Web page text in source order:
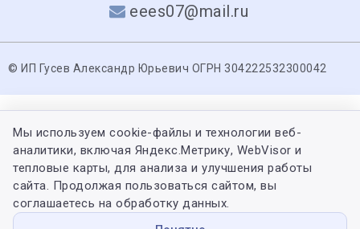
eees07@mail.ru
© ИП Гусев Александр Юрьевич ОГРН 304222532300042
Мы используем cookie-файлы и технологии веб-
аналитики, включая Яндекс.Метрику, WebVisor и
тепловые карты, для анализа и улучшения работы
сайта. Продолжая пользоваться сайтом, вы
соглашаетесь на обработку данных.